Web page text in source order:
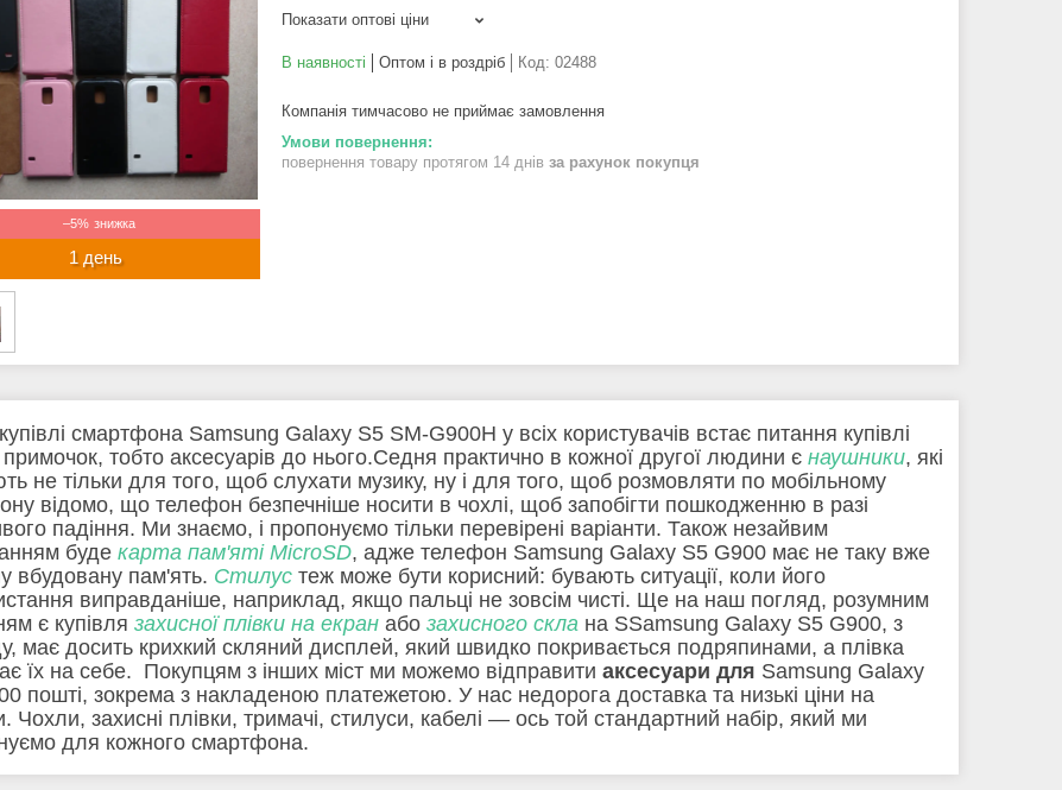
–5%
1 день
Показати оптові ціни
В наявності Оптом і в роздріб Код: 02488
Компанія тимчасово не приймає замовлення
повернення товару протягом 14 днів за рахунок покупця
смартфона Samsung Galaxy S5 SM-G900H у всіх користувачів встає питання купівлі
примочок, тобто аксесуарів до нього.Седня практично в кожної другої людини є наушники, які
не тільки для того, щоб слухати музику, ну і для того, щоб розмовляти по мобільному
відомо, що телефон безпечніше носити в чохлі, щоб запобігти пошкодженню в разі
падіння. Ми знаємо, і пропонуємо тільки перевірені варіанти. Також незайвим
буде карта пам'яті MicroSD, адже телефон Samsung Galaxy S5 G900 має не таку вже
вбудовану пам'ять. Стилус теж може бути корисний: бувають ситуації, коли його
виправданіше, наприклад, якщо пальці не зовсім чисті. Ще на наш погляд, розумним
є купівля захисної плівки на екран або захисного скла на SSamsung Galaxy S5 G900, з
має досить крихкий скляний дисплей, який швидко покривається подряпинами, а плівка
їх на себе. Покупцям з інших міст ми можемо відправити аксесуари для Samsung Galaxy
пошті, зокрема з накладеною платежетою. У нас недорога доставка та низькі ціни на
Чохли, захисні плівки, тримачі, стилуси, кабелі — ось той стандартний набір, який ми
для кожного смартфона.